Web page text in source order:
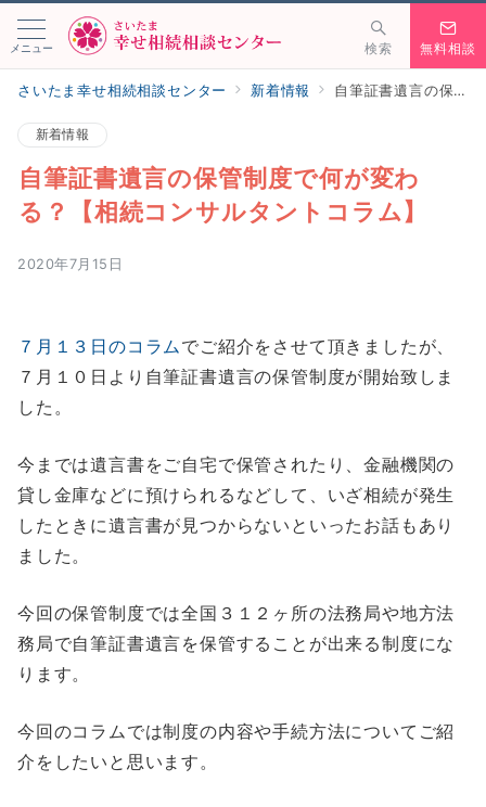
メニュー 検索 無料相談
さいたま幸せ相続相談センター 新着情報 自筆証書遺言の保管制度で何が変わる？【相続コンサルタントコラム】
新着情報
自筆証書遺言の保管制度で何が変わ
る？【相続コンサルタントコラム】
2020年7月15日
７月１３日のコラムでご紹介をさせて頂きましたが、
７月１０日より自筆証書遺言の保管制度が開始致しま
した。
今までは遺言書をご自宅で保管されたり、金融機関の
貸し金庫などに預けられるなどして、いざ相続が発生
したときに遺言書が見つからないといったお話もあり
ました。
今回の保管制度では全国３１２ヶ所の法務局や地方法
務局で自筆証書遺言を保管することが出来る制度にな
ります。
今回のコラムでは制度の内容や手続方法についてご紹
介をしたいと思います。